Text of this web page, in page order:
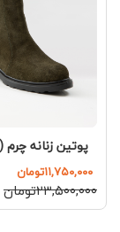
پوتین زنانه چرم (کد
۱۱,۷۵۰,۰۰۰تومان
۲۳,۵۰۰,۰۰۰تومان